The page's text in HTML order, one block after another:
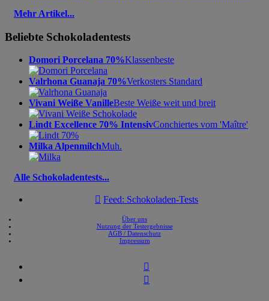
Mehr Artikel...
Beliebte Schokoladentests
Domori Porcelana 70%Klassenbeste
Valrhona Guanaja 70%Verkosters Standard
Vivani Weiße VanilleBeste Weiße weit und breit
Lindt Excellence 70% IntensivConchiertes vom 'Maître'
Milka AlpenmilchMuh.
Alle Schokoladentests...
 Feed: Schokoladen-Tests
Über uns
Nutzung der Testergebnisse
AGB / Datenschutz
Impressum

